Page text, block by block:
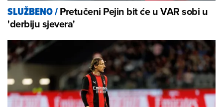
SLUŽBENO/Pretučeni Pejin bit će u VAR sobi u
'derbiju sjevera'